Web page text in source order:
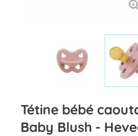
Tétine bébé
Baby Blush -